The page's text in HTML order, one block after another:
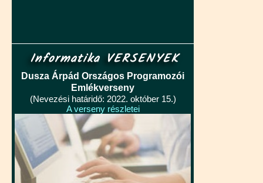
Informatika VERSENYEK
Dusza Árpád Országos Programozói
Emlékverseny
(Nevezési határidő: 2022. október 15.)
A verseny részletei